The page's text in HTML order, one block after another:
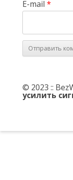
E-mail *
© 2023 ::
усилить